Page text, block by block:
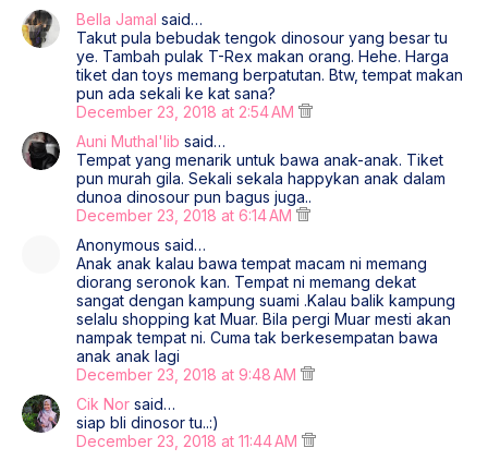
Bella Jamal said…
Takut pula bebudak tengok dinosour yang besar tu
ye. Tambah pulak T-Rex makan orang. Hehe. Harga
tiket dan toys memang berpatutan. Btw, tempat makan
pun ada sekali ke kat sana?
December 23, 2018 at 2:54 AM
Auni Muthal'lib said…
Tempat yang menarik untuk bawa anak-anak. Tiket
pun murah gila. Sekali sekala happykan anak dalam
dunoa dinosour pun bagus juga..
December 23, 2018 at 6:14 AM
Anonymous said…
Anak anak kalau bawa tempat macam ni memang
diorang seronok kan. Tempat ni memang dekat
sangat dengan kampung suami .Kalau balik kampung
selalu shopping kat Muar. Bila pergi Muar mesti akan
nampak tempat ni. Cuma tak berkesempatan bawa
anak anak lagi
December 23, 2018 at 9:48 AM
Cik Nor said…
siap bli dinosor tu..:)
December 23, 2018 at 11:44 AM